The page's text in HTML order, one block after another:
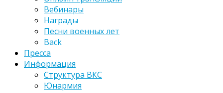
Вебинары
Награды
Песни военных лет
Back
Пресса
Информация
Структура ВКС
Юнармия